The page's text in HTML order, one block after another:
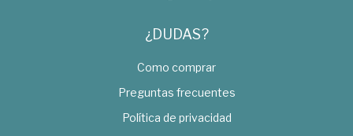
¿DUDAS?
Como comprar
Preguntas frecuentes
Política de privacidad